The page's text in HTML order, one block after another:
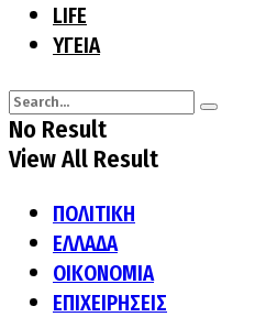
LIFE
ΥΓΕΙΑ
No Result
View All Result
ΠΟΛΙΤΙΚΗ
ΕΛΛΑΔΑ
ΟΙΚΟΝΟΜΙΑ
ΕΠΙΧΕΙΡΗΣΕΙΣ